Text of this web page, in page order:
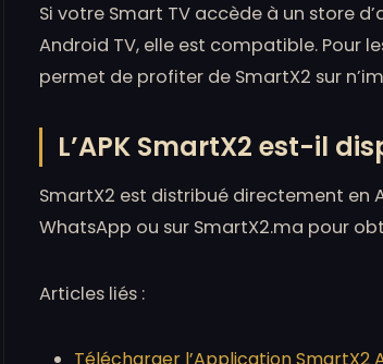
Si votre Smart TV accède à un store
Android TV, elle est compatible. Pour
permet de profiter de SmartX2 sur
L’APK SmartX2 est-il
SmartX2 est distribué directement en
WhatsApp ou sur SmartX2.ma pour
Articles liés :